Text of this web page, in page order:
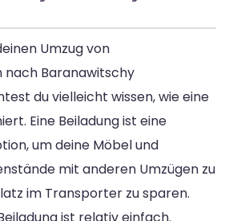
Umzug von
Baranawitschy
du vielleicht wissen, wie eine
Eine Beiladung ist eine
um deine Möbel und
mit anderen Umzügen zu
im Transporter zu sparen.
ist relativ einfach.